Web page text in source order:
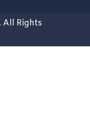
All Rights